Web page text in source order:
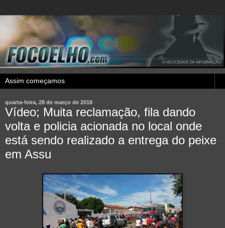
quarta-feira, 28 de março de 2018
Vídeo; Muita reclamação, fila dando
volta e policia acionada no local onde
está sendo realizado a entrega do peixe
em Assu